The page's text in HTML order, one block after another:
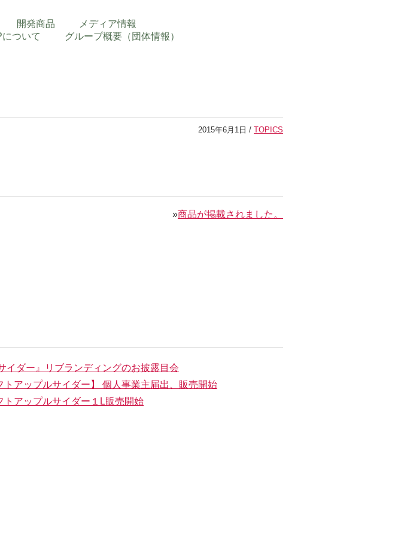
開発商品
メディア情報
ついて
グループ概要（団体情報）
2015年6月1日 / TOPICS
»商品が掲載されました。
イダー』リブランディングのお披露目会
アップルサイダー】 個人事業主届出、販売開始
アップルサイダー１L販売開始